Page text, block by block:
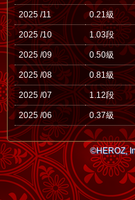
2025 /11 0.21級
2025 /10 1.03段
2025 /09 0.50級
2025 /08 0.81級
2025 /07 1.12段
2025 /06 0.37級
©HEROZ,